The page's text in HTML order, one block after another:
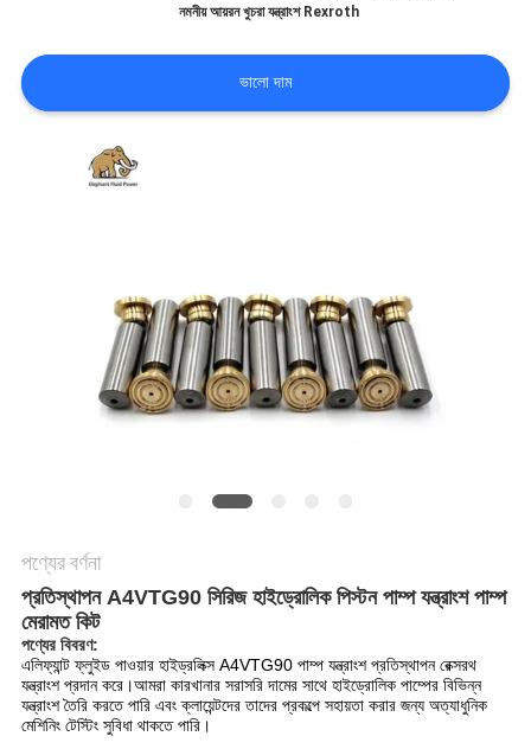
কেস
PRIVACY
POLICY
নমনীয় আয়রন খুচরা যন্ত্রাংশ Rexroth
ভালো দাম
পণ্যের বর্ণনা
প্রতিস্থাপন A4VTG90 সিরিজ হাইড্রোলিক পিস্টন পাম্প যন্ত্রাংশ পাম্প
মেরামত কিট
পণ্যের বিবরণ:
এলিফ্যান্ট ফ্লুইড পাওয়ার হাইড্রলিক্স A4VTG90 পাম্প যন্ত্রাংশ প্রতিস্থাপন রেক্সরথ
যন্ত্রাংশ প্রদান করে।আমরা কারখানার সরাসরি দামের সাথে হাইড্রোলিক পাম্পের বিভিন্ন
যন্ত্রাংশ তৈরি করতে পারি এবং ক্লায়েন্টদের তাদের প্রকল্পে সহায়তা করার জন্য অত্যাধুনিক
মেশিনিং টেস্টিং সুবিধা থাকতে পারি।